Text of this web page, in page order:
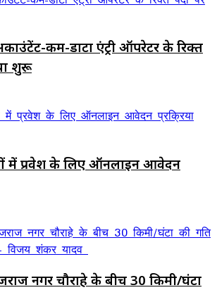
कम-डाटा एंट्री ऑपरेटर के रिक्त
शुरू
में प्रवेश के लिए ऑनलाइन आवेदन
नगर चौराहे के बीच 30 किमी/घंटा